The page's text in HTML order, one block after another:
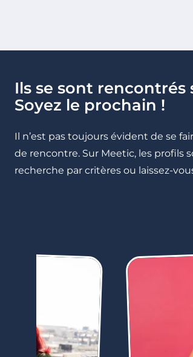
Ils se sont rencontrés
Soyez le prochain !
Il n’est pas toujours évident de se
de rencontre. Sur Meetic, les profils
recherche par critères ou laissez-